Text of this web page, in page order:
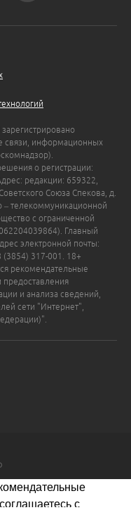
связи, информационных
о регистрации:
редакции: 659322,
Союза Спекова, д.
телекоммуникационной
с ограниченной
Главный
электронной почты:
(3854) 317-001. 18+
рекомендательные
и анализа сведений,
сети "Интернет",
с